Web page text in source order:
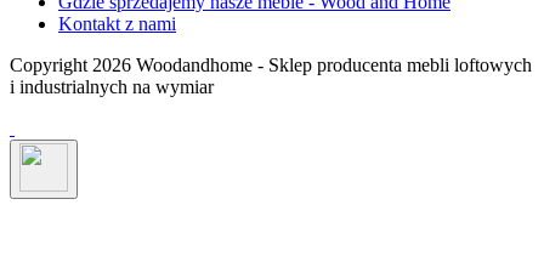
Kontakt z nami
Copyright 2026 Woodandhome - Sklep producenta mebli loftowych
i industrialnych na wymiar